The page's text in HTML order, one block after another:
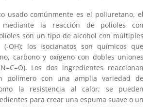
usado comúnmente es el poliuretano, el
la reacción de polioles con
son un tipo de alcohol con múltiples
(-OH); los isocianatos son químicos que
carbono y oxígeno con dobles uniones
Los dos ingredientes reaccionan
polímero con una amplia variedad de
la resistencia al calor; se pueden
para crear una espuma suave o un